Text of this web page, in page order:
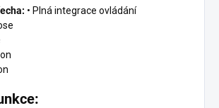
• Plná integrace ovládání